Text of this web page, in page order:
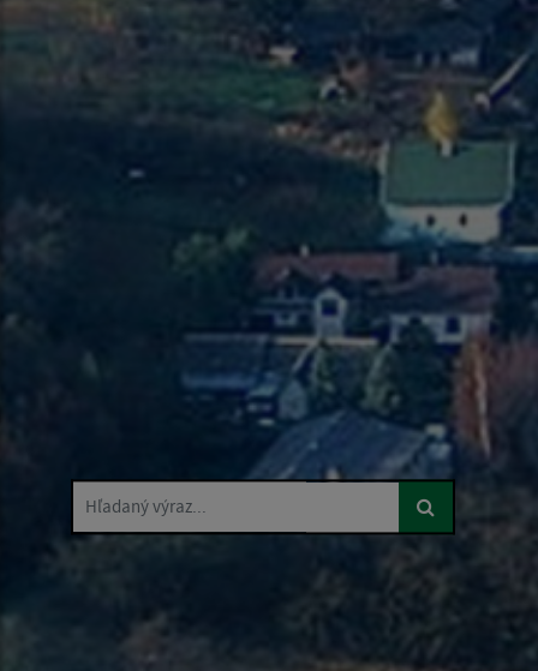
Hľadaný výraz...